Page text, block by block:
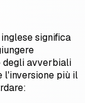
significa
degli avverbiali
l'inversione più il